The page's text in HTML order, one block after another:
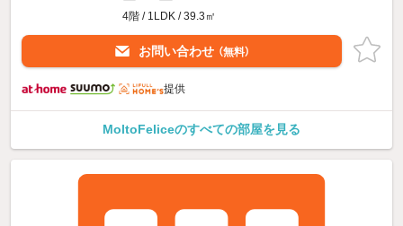
4階 / 1LDK / 39.3㎡
お問い合わせ （無料）
提供
MoltoFeliceのすべての部屋を見る